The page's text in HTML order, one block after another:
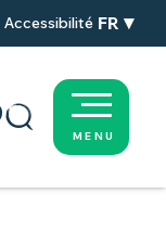
les favoris
Recherche
Accessibilité FR
MENU